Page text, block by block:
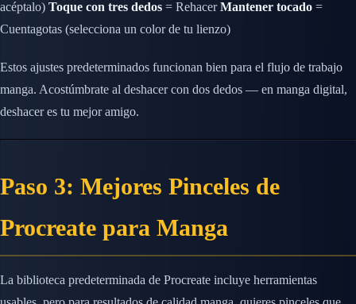
acéptalo) Toque con tres dedos = RehacerMantener tocado =
Cuentagotas (selecciona un color de tu lienzo)
Estos ajustes predeterminados funcionan bien para el flujo de trabajo
manga. Acostúmbrate al deshacer con dos dedos — en manga digital,
deshacer es tu mejor amigo.
Paso 3: Mejores Pinceles de
Procreate para Manga
La biblioteca predeterminada de Procreate incluye herramientas